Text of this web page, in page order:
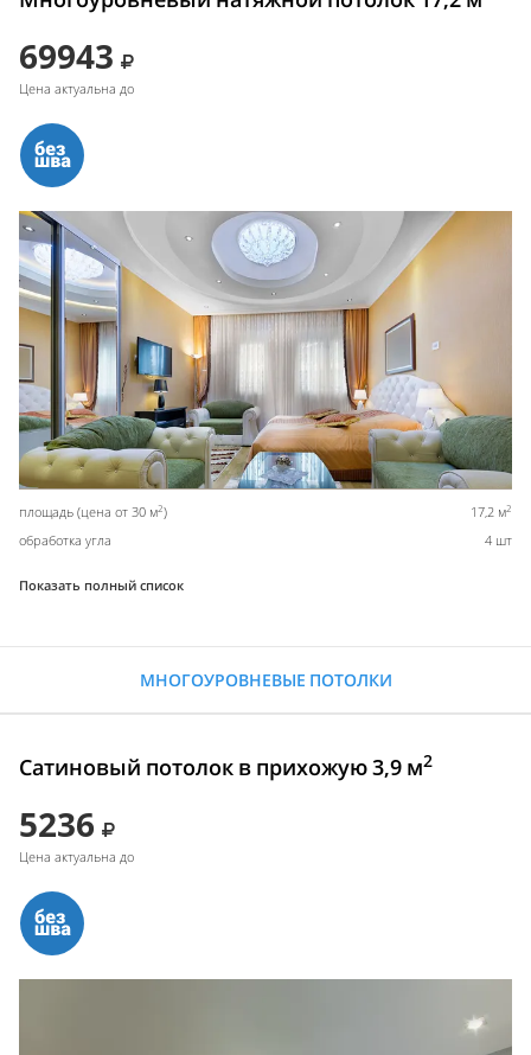
69943
Цена актуальна до
площадь (цена от 30 м2) 17,2 м2
обработка угла 4 шт
Показать полный список
МНОГОУРОВНЕВЫЕ ПОТОЛКИ
Сатиновый потолок в прихожую 3,9 м2
5236
Цена актуальна до